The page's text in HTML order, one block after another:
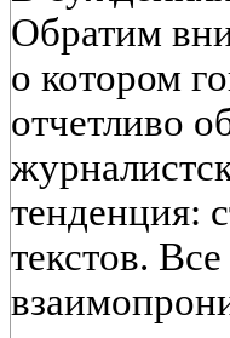
Обратим
о котором
отчетливо
тенденция:
текстов.